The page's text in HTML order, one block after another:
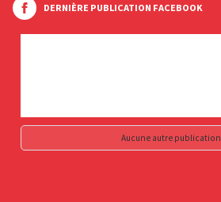
DERNIÈRE PUBLICATION FACEBOOK
Aucune autre publication